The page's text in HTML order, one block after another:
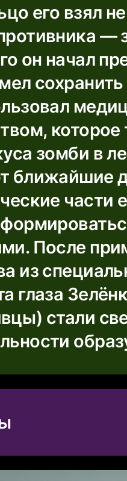
его взял
—
он начал
зомби в
ближайшие
части
После
из
глаза
стали